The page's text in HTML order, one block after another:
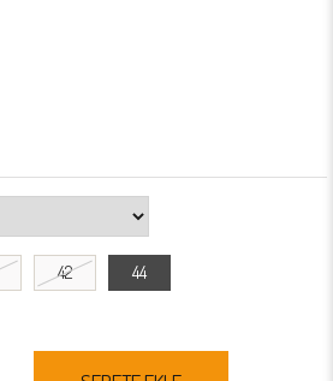
42 44